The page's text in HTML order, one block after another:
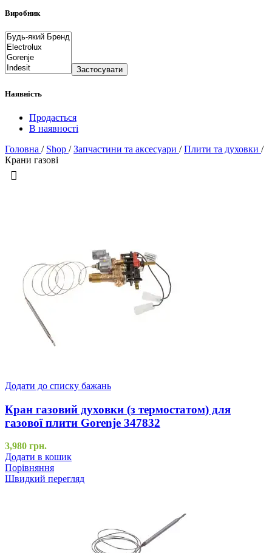
Виробник
Застосувати
Наявність
Продається
В наявності
Головна / Shop / Запчастини та аксесуари / Плити та духовки /
Крани газові
Додати до списку бажань
Кран газовий духовки (з термостатом) для
газової плити Gorenje 347832
3,980 грн.
Додати в кошик
Порівняння
Швидкий перегляд